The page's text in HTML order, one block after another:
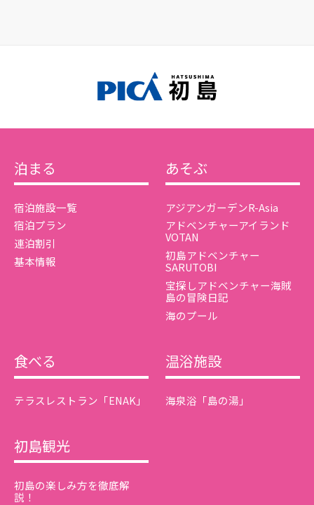
泊まる
宿泊施設一覧
宿泊プラン
連泊割引
基本情報
あそぶ
アジアンガーデンR-Asia
アドベンチャーアイランド
VOTAN
初島アドベンチャー
SARUTOBI
宝探しアドベンチャー海賊
島の冒険日記
海のプール
食べる
テラスレストラン「ENAK」
温浴施設
海泉浴「島の湯」
初島観光
初島の楽しみ方を徹底解
説！